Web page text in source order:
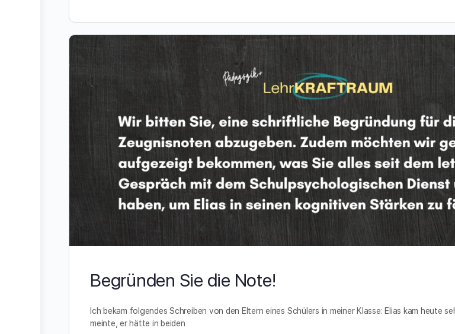
Begründen Sie die Note!
Ich bekam folgendes Schreiben von den Eltern eines Schülers in meiner Klasse: Elias kam heute
meinte, er hätte in beiden